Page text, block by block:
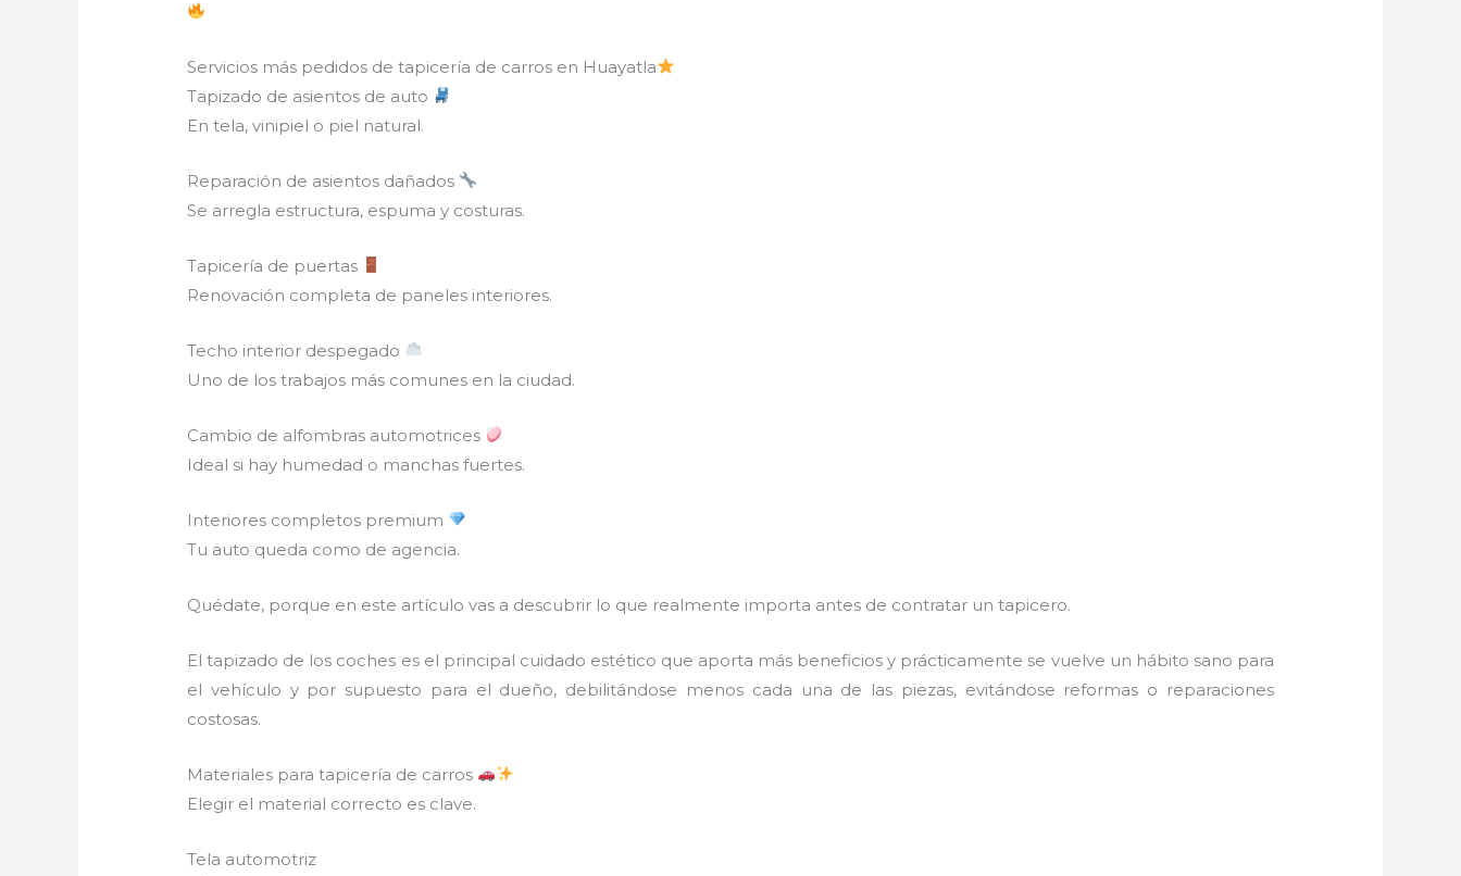
Servicios más pedidos de tapicería de carros en Huayatla
Tapizado de asientos de auto
En tela, vinipiel o piel natural.
Reparación de asientos dañados
Se arregla estructura, espuma y costuras.
Tapicería de puertas
Renovación completa de paneles interiores.
Techo interior despegado
Uno de los trabajos más comunes en la ciudad.
Cambio de alfombras automotrices
Ideal si hay humedad o manchas fuertes.
Interiores completos premium
Tu auto queda como de agencia.
Quédate, porque en este artículo vas a descubrir lo que realmente importa antes de contratar un tapicero.
El tapizado de los coches es el principal cuidado estético que aporta más beneficios y prácticamente se vuelve un hábito sano para
el vehículo y por supuesto para el dueño, debilitándose menos cada una de las piezas, evitándose reformas o reparaciones
costosas.
Materiales para tapicería de carros
Elegir el material correcto es clave.
Tela automotriz